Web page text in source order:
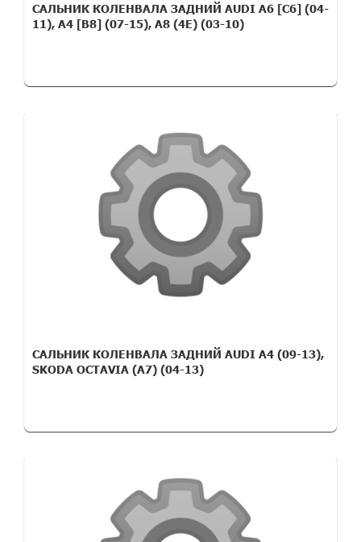
САЛЬНИК КОЛЕНВАЛА ЗАДНИЙ AUDI A6 [C6] (04-
11), A4 [B8] (07-15), A8 (4E) (03-10)
САЛЬНИК КОЛЕНВАЛА ЗАДНИЙ AUDI A4 (09-13),
SKODA OCTAVIA (A7) (04-13)